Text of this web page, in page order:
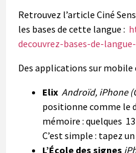
Retrouvez l’article Ciné
les bases de cette langue :
decouvrez-bases-de-
Des applications sur
Elix Androïd, iPhone
positionne comme le
mémoire : quelques
C’est simple : tapez
L’École des signes